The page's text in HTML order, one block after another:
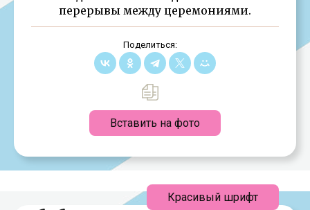
перерывы между церемониями.
Поделиться:
Вставить на фото
Красивый шрифт